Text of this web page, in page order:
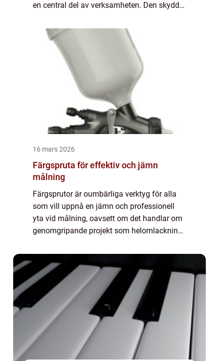
en central del av verksamheten. Den skyddar
16 mars 2026
Färgspruta för effektiv och jämn
målning
Färgsprutor är oumbärliga verktyg för alla
som vill uppnå en jämn och professionell
yta vid målning, oavsett om det handlar om
genomgripande projekt som helomlackning
D...